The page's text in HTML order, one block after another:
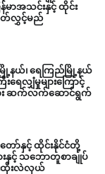
မာအသင်းနှင့် ထိုင်း
တ်လွှင့်မည်
ြို့နယ်၊ ရေကြည်မြို့နယ်
ေလျှံမှုများကြောင့်
း ဆက်လက်ဆောင်ရွက်
တော်နှင့် ထိုင်းနိုင်ငံတို့
းနှင့် သဘောတူစာချုပ်
းထိုးလဲလှယ်